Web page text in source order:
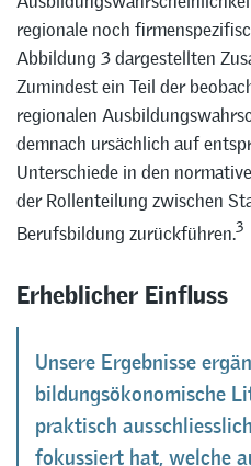
regionale noch
Abbildung 3 dargestellten
Zumindest ein Teil der
regionalen
demnach ursächlich auf
Unterschiede in den
der Rollenteilung zwischen
Berufsbildung zurückführen.3
Erheblicher Einfluss
Unsere Ergebnisse
bildungsökonomische
praktisch
fokussiert hat, welche